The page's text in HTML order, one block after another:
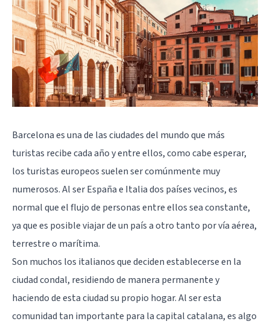
Barcelona es una de las ciudades del mundo que más
turistas recibe cada año y entre ellos, como cabe esperar,
los turistas europeos suelen ser comúnmente muy
numerosos. Al ser España e Italia dos países vecinos, es
normal que el flujo de personas entre ellos sea constante,
ya que es posible viajar de un país a otro tanto por vía aérea,
terrestre o marítima.
Son muchos los italianos que deciden establecerse en la
ciudad condal, residiendo de manera permanente y
haciendo de esta ciudad su propio hogar. Al ser esta
comunidad tan importante para la capital catalana, es algo